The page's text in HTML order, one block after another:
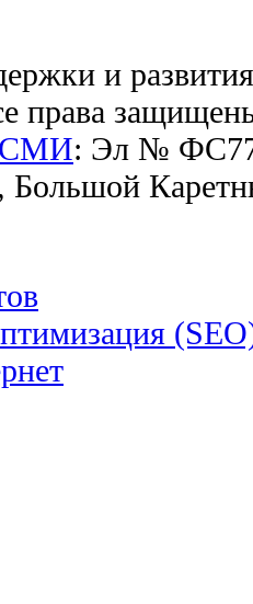
и
права
СМИ: Эл №
Большой